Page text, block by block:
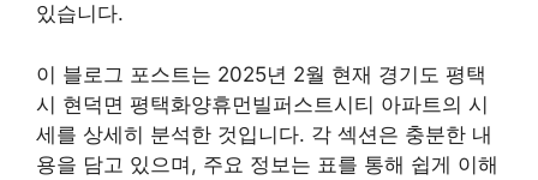
있습니다.
이 블로그 포스트는 2025년 2월 현재 경기도 평택
시 현덕면 평택화양휴먼빌퍼스트시티 아파트의 시
세를 상세히 분석한 것입니다. 각 섹션은 충분한 내
용을 담고 있으며, 주요 정보는 표를 통해 쉽게 이해